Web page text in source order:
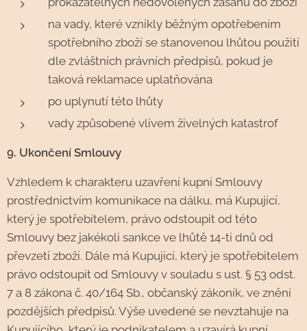
na vady, které vznikly běžným opotřebením
spotřebního zboží se stanovenou lhůtou použití
dle zvláštních právních předpisů, pokud je
taková reklamace uplatňována
po uplynutí této lhůty
vady způsobené vlivem živelných katastrof
9. Ukončení Smlouvy
Vzhledem k charakteru uzavření kupní Smlouvy
prostřednictvím komunikace na dálku, má Kupující,
který je spotřebitelem, právo odstoupit od této
Smlouvy bez jakékoli sankce ve lhůtě 14-ti dnů od
převzetí zboží. Dále má Kupující, který je spotřebitelem
právo odstoupit od Smlouvy v souladu s ust. § 53 odst.
7 a 8 zákona č. 40/164 Sb., občanský zákoník, ve znění
pozdějších předpisů. Výše uvedené se nevztahuje na